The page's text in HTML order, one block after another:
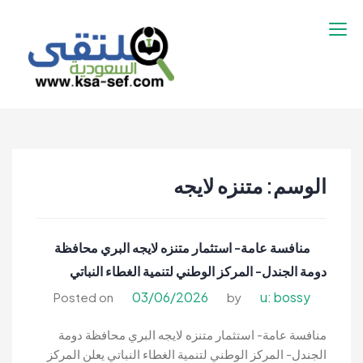
إلى
السعوديه | تنقيب
الوسم: متنزه لايجه
منافسة عامة- استثمار متنزه لايجه البري محافظة
دومة الجندل- المركز الوطني لتنمية الغطاء النباتي
Posted on 03/06/2026 by u: bossy
منافسة عامة- استثمار متنزه لايجه البري محافظة دومة
الجندل- المركز الوطني لتنمية الغطاء النباتي يعلن المركز